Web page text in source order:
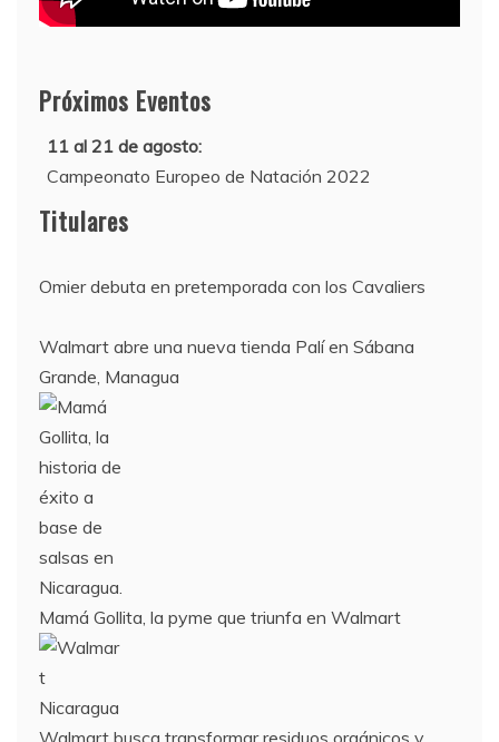
Próximos Eventos
11 al 21 de agosto:
Campeonato Europeo de Natación 2022
12 de agosto:
Empieza La Liga 2022-2023
Titulares
Omier debuta en pretemporada con los Cavaliers
Walmart abre una nueva tienda Palí en Sábana
Grande, Managua
Mamá Gollita, la pyme que triunfa en Walmart